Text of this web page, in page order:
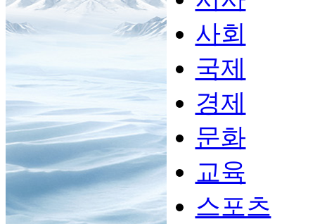
사회
국제
경제
문화
교육
스포츠